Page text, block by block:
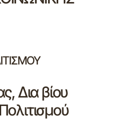
Δια βίου